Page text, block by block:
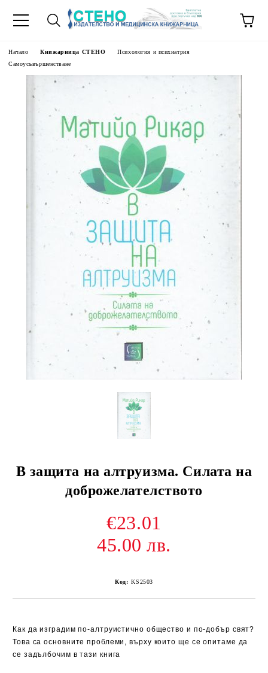
Начало Книжарница СТЕНО
Психология и психиатрия
Самоусъвършенстване
В защита на алтруизма. Силата на
доброжелателството
€23.01
45.00 лв.
Код: KS2503
Как да изградим по-алтруистично общество и по-добър свят?
Това са основните проблеми, върху които ще се опитаме да
се задълбочим в тази книга